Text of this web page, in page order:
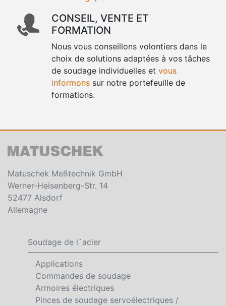
CONSEIL, VENTE ET
FORMATION
Nous vous conseillons volontiers dans le
choix de solutions adaptées à vos tâches
de soudage individuelles et vous
informons sur notre portefeuille de
formations.
Matuschek Meßtechnik GmbH
Werner-Heisenberg-Str. 14
52477 Alsdorf
Allemagne
Soudage de l`acier
Applications
Commandes de soudage
Armoires électriques
Pinces de soudage servoélectriques /